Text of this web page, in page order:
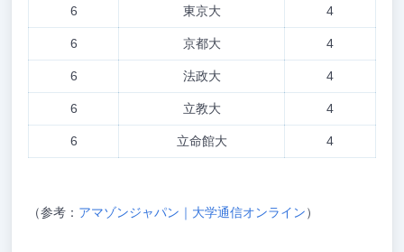
6 東京大 4
6 京都大 4
6 法政大 4
6 立教大 4
6 立命館大 4
（参考： アマゾンジャパン｜大学通信オンライン）